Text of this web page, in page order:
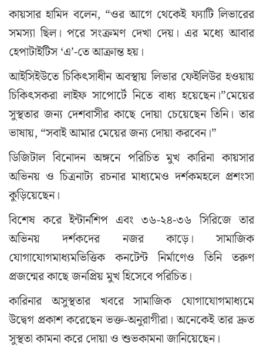
কায়সার হামিদ বলেন, “ওর আগে থেকেই ফ্যাটি লিভারের
সমস্যা ছিল। পরে সংক্রমণ দেখা দেয়। এর মধ্যে আবার
হেপাটাইটিস ‘এ’-তে আক্রান্ত হয়।
আইসিইউতে চিকিৎসাধীন অবস্থায় লিভার ফেইলিউর হওয়ায়
চিকিৎসকরা লাইফ সাপোর্টে নিতে বাধ্য হয়েছেন।”মেয়ের
সুস্থতার জন্য দেশবাসীর কাছে দোয়া চেয়েছেন তিনি। তার
ভাষায়, “সবাই আমার মেয়ের জন্য দোয়া করবেন।”
ডিজিটাল বিনোদন অঙ্গনে পরিচিত মুখ কারিনা কায়সার
অভিনয় ও চিত্রনাট্য রচনার মাধ্যমেও দর্শকমহলে প্রশংসা
কুড়িয়েছেন।
বিশেষ করে ইন্টার্নশিপ এবং ৩৬-২৪-৩৬ সিরিজে তার
অভিনয় দর্শকদের নজর কাড়ে। সামাজিক
যোগাযোগমাধ্যমভিত্তিক কনটেন্ট নির্মাণেও তিনি তরুণ
প্রজন্মের কাছে জনপ্রিয় মুখ হিসেবে পরিচিত।
কারিনার অসুস্থতার খবরে সামাজিক যোগাযোগমাধ্যমে
উদ্বেগ প্রকাশ করেছেন ভক্ত-অনুরাগীরা। অনেকেই তার দ্রুত
সুস্থতা কামনা করে দোয়া ও শুভকামনা জানিয়েছেন।